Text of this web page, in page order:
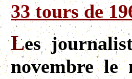
33 tours de
Les
novembre le